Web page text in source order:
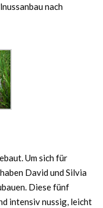
nach
Um sich für
David und Silvia
Diese fünf
intensiv nussig, leicht